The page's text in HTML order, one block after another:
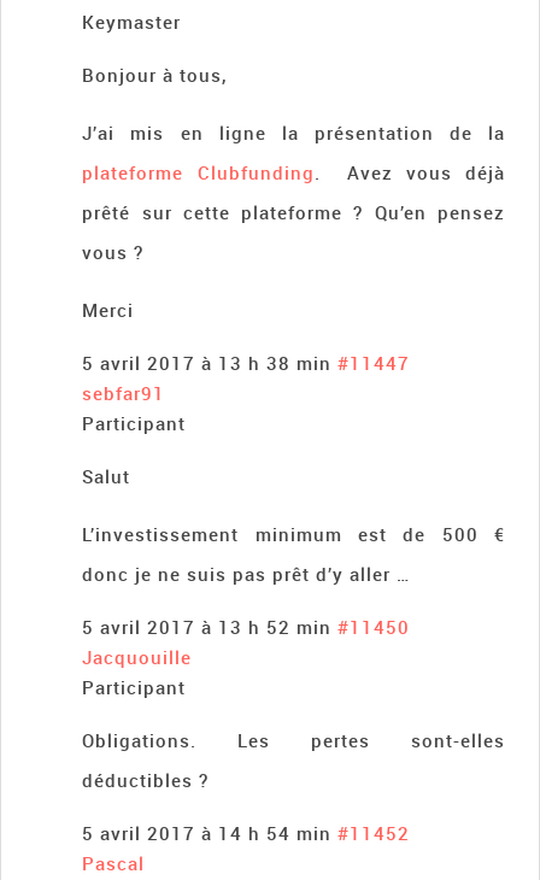
Keymaster
Bonjour à tous,
J’ai mis en ligne la présentation de la
plateforme Clubfunding. Avez vous déjà
prêté sur cette plateforme ? Qu’en pensez
vous ?
Merci
5 avril 2017 à 13 h 38 min #11447
sebfar91
Participant
Salut
L’investissement minimum est de 500 €
donc je ne suis pas prêt d’y aller …
5 avril 2017 à 13 h 52 min #11450
Jacquouille
Participant
Obligations. Les pertes sont-elles
déductibles ?
5 avril 2017 à 14 h 54 min #11452
Pascal